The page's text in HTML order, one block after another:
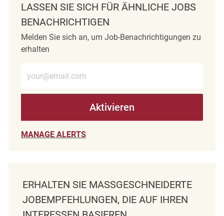
LASSEN SIE SICH FÜR ÄHNLICHE JOBS
BENACHRICHTIGEN
Melden Sie sich an, um Job-Benachrichtigungen zu
erhalten
Aktivieren
MANAGE ALERTS
ERHALTEN SIE MASSGESCHNEIDERTE J
OBEMPFEHLUNGEN, DIE AUF IHREN I